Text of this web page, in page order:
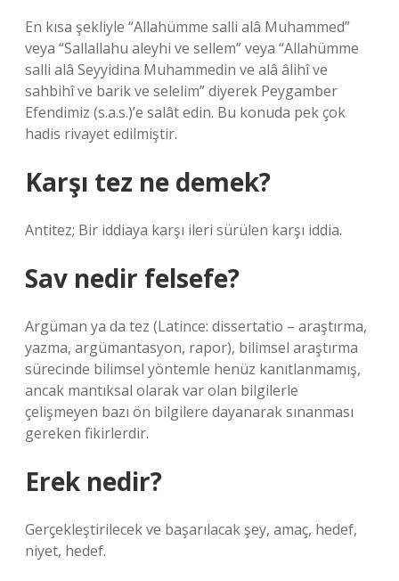
En kısa şekliyle “Allahümme salli alâ Muhammed”
veya “Sallallahu aleyhi ve sellem” veya “Allahümme
salli alâ Seyyidina Muhammedin ve alâ âlihî ve
sahbihî ve barik ve selelim” diyerek Peygamber
Efendimiz (s.a.s.)’e salât edin. Bu konuda pek çok
hadis rivayet edilmiştir.
Karşı tez ne demek?
Antitez; Bir iddiaya karşı ileri sürülen karşı iddia.
Sav nedir felsefe?
Argüman ya da tez (Latince: dissertatio – araştırma,
yazma, argümantasyon, rapor), bilimsel araştırma
sürecinde bilimsel yöntemle henüz kanıtlanmamış,
ancak mantıksal olarak var olan bilgilerle
çelişmeyen bazı ön bilgilere dayanarak sınanması
gereken fikirlerdir.
Erek nedir?
Gerçekleştirilecek ve başarılacak şey, amaç, hedef,
niyet, hedef.